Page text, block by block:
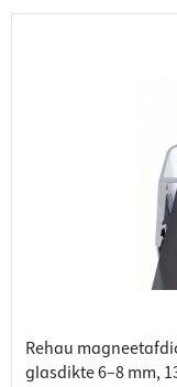
Rehau
glasdikte 6–8 mm,